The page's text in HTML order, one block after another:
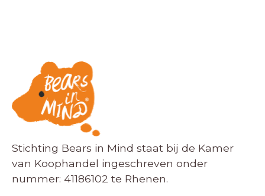
Stichting Bears in Mind staat bij de Kamer
van Koophandel ingeschreven onder
nummer: 41186102 te Rhenen.